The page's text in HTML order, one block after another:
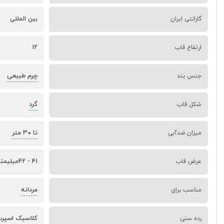
گارانتی ایران بین المللی
ارتفاع قاب 12
جنس بند چرم طبیعی
شکل قاب گرد
میزان ضدآبی تا 30 متر
عرض قاب 41 - 42میلیمتر
مناسب برای مردانه
رده سنی کلاسیک